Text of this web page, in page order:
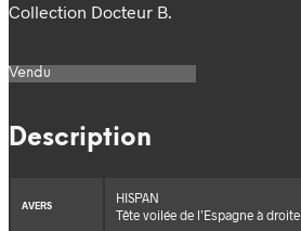
Collection Docteur B.
Vendu
Description
AVERS
HISPAN
Tête voilée de l’Espagne à droite